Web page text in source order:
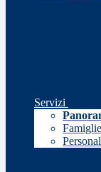
Servizi